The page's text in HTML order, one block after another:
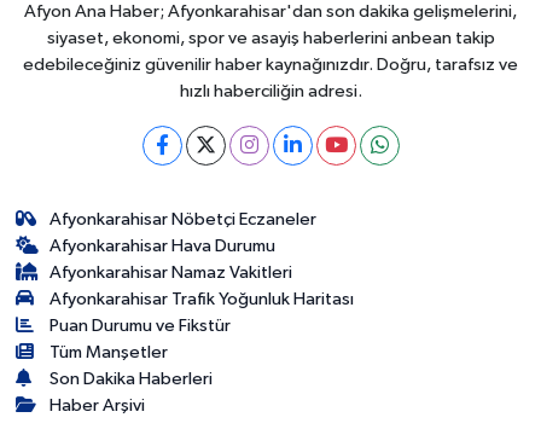
Afyon Ana Haber; Afyonkarahisar'dan son dakika gelişmelerini,
siyaset, ekonomi, spor ve asayiş haberlerini anbean takip
edebileceğiniz güvenilir haber kaynağınızdır. Doğru, tarafsız ve
hızlı haberciliğin adresi.
Afyonkarahisar Nöbetçi Eczaneler
Afyonkarahisar Hava Durumu
Afyonkarahisar Namaz Vakitleri
Afyonkarahisar Trafik Yoğunluk Haritası
Puan Durumu ve Fikstür
Tüm Manşetler
Son Dakika Haberleri
Haber Arşivi